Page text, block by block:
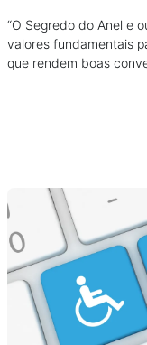
“O Segredo do Anel e
valores fundamentais
que rendem boas